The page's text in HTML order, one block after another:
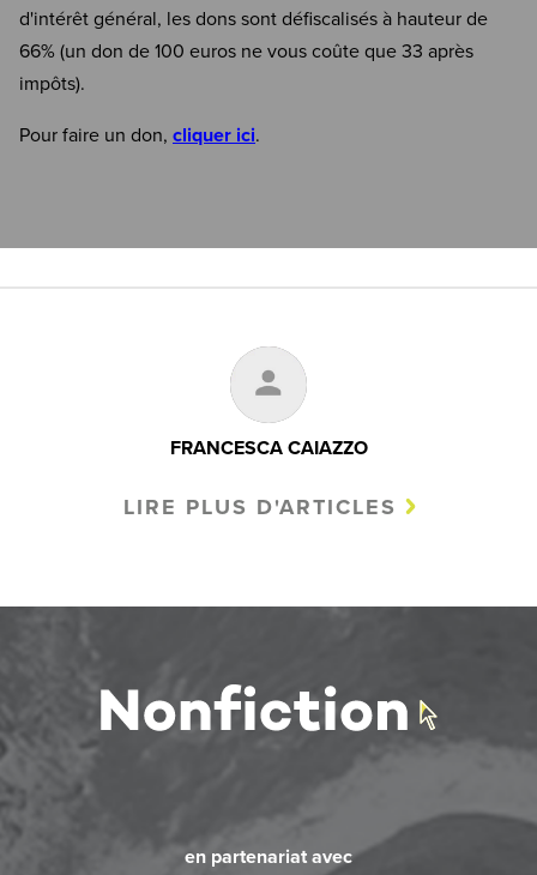
d'intérêt général, les dons sont défiscalisés à hauteur de
66% (un don de 100 euros ne vous coûte que 33 après
impôts).
Pour faire un don, cliquer ici.
FRANCESCA CAIAZZO
LIRE PLUS D'ARTICLES
en partenariat avec